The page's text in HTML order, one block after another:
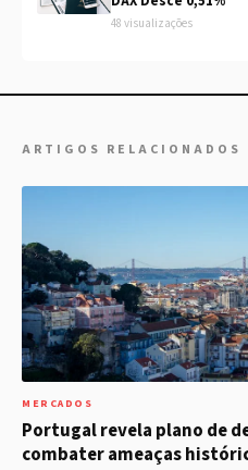
48 visualizações
ARTIGOS RELACIONADOS
MERCADOS
Portugal revela plano de
combater ameaças